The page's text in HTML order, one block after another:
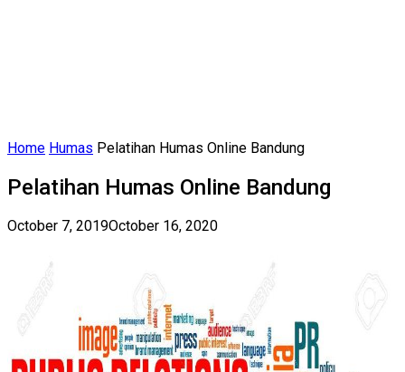
Home Humas Pelatihan Humas Online Bandung
Pelatihan Humas Online Bandung
October 7, 2019October 16, 2020